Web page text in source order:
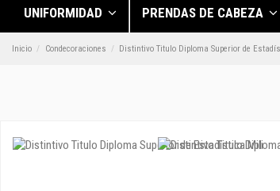
UNIFORMIDAD PRENDAS DE CABEZA
Inicio Condecoraciones Distintivo Titulo Diploma Superior de